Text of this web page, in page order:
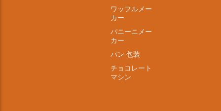
ワッフルメー
カー
パニーニメー
カー
パン 包装
チョコレート
マシン